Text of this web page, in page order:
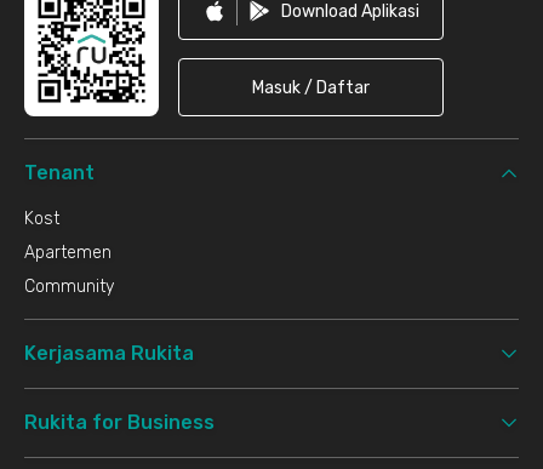
Download Aplikasi
Masuk / Daftar
Tenant
Kost
Apartemen
Community
Kerjasama Rukita
Rukita for Business